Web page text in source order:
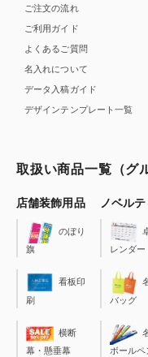
ご注文の流れ
ご利用ガイド
よくあるご質問
名入れについて
データ入稿ガイド
デザインテンプレート一覧
取扱い商品一覧（グ
店舗装飾用品
のぼり
旗
看板印
刷
横断
幕・懸垂幕
ノベル
レンダー
バッグ
ボールペ